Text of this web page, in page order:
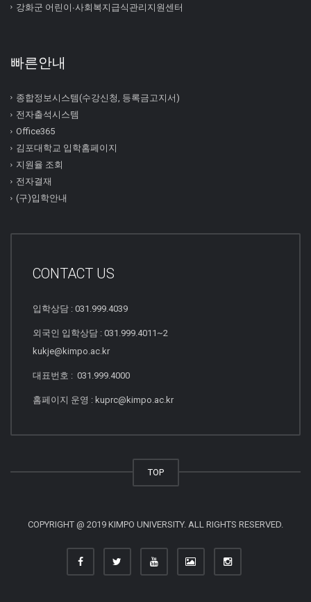
강화군 어린이∙사회복지급식관리지원센터
빠른안내
종합정보시스템(수강신청, 등록금고지서)
전자출석시스템
Office365
김포대학교 입학홈페이지
지원율 조회
전자결재
(구)입학안내
CONTACT US
입학상담 : 031.999.4039
외국인 입학상담 : 031.999.4011~2
kukje@kimpo.ac.kr
대표번호 : 031.999.4000
홈페이지 운영 : kuprc@kimpo.ac.kr
TOP
COPYRIGHT @ 2019 KIMPO UNIVERSITY. ALL RIGHTS RESERVED.